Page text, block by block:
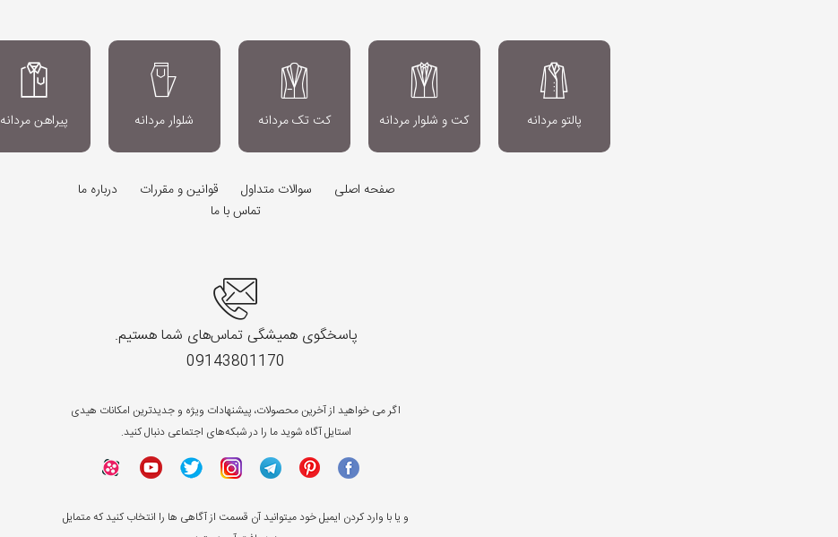
پالتو مردانه کت و شلوار مردانه کت تک مردانه شلوار مردانه پیراهن مردانه
صفحه اصلی سوالات متداول قوانین و مقررات
درباره ما
تماس با ما
پاسخگوی همیشگی تماس‌های شما هستیم.
09143801170
اگر می خواهید از آخرین محصولات، پیشنهادات ویژه و جدیدترین امکانات هیدی
استایل آگاه شوید ما را در شبکه‌های اجتماعی دنبال کنید.
و یا با وارد کردن ایمیل خود میتوانید آن قسمت از آگاهی ها را انتخاب کنید که متمایل